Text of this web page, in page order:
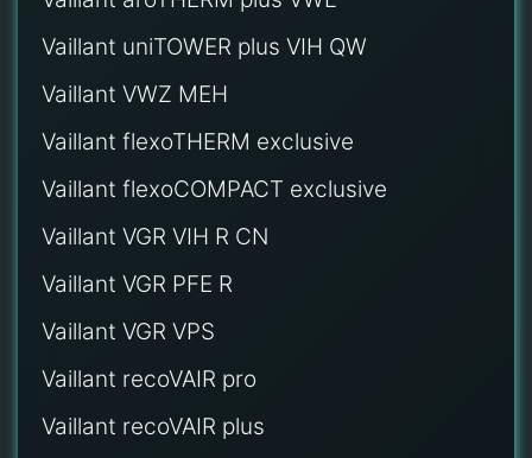
Vaillant uniTOWER plus VIH QW
Vaillant VWZ MEH
Vaillant flexoTHERM exclusive
Vaillant flexoCOMPACT exclusive
Vaillant VGR VIH R CN
Vaillant VGR PFE R
Vaillant VGR VPS
Vaillant recoVAIR pro
Vaillant recoVAIR plus